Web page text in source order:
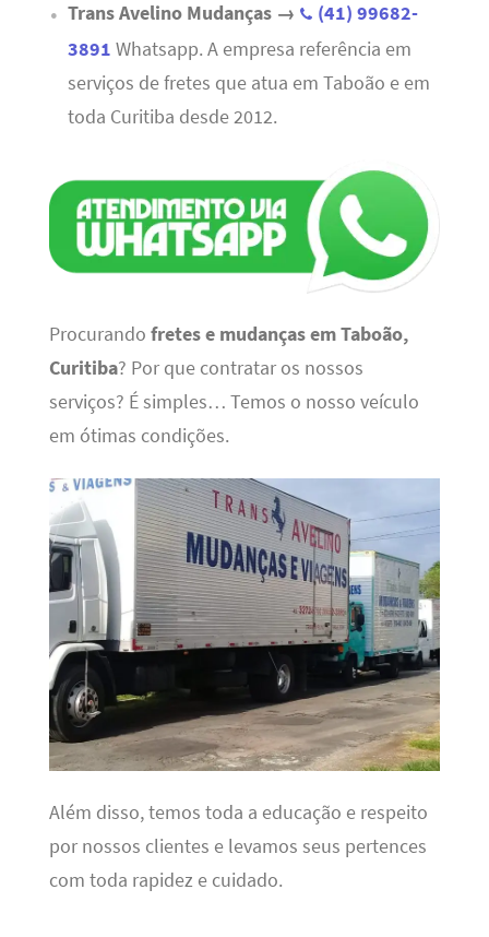
Trans Avelino Mudanças →
(41) 99682-
3891 Whatsapp. A empresa referência em
serviços de fretes que atua em Taboão e em
toda Curitiba desde 2012.
Procurando fretes e mudanças em Taboão,
Curitiba? Por que contratar os nossos
serviços? É simples… Temos o nosso veículo
em ótimas condições.
Além disso, temos toda a educação e respeito
por nossos clientes e levamos seus pertences
com toda rapidez e cuidado.